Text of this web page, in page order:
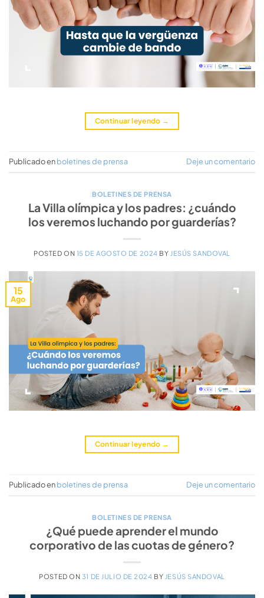
Continuar leyendo →
Publicado enboletines de prensa Deje un comentario
BOLETINES DE PRENSA
La Villa olímpica y los padres: ¿cuándo
los veremos luchando por guarderías?
POSTED ON 15 DE AGOSTO DE 2024 BY JESÚS SANDOVAL
15
Ago
Continuar leyendo →
Publicado enboletines de prensa Deje un comentario
BOLETINES DE PRENSA
¿Qué puede aprender el mundo
corporativo de las cuotas de género?
POSTED ON 31 DE JULIO DE 2024 BY JESÚS SANDOVAL